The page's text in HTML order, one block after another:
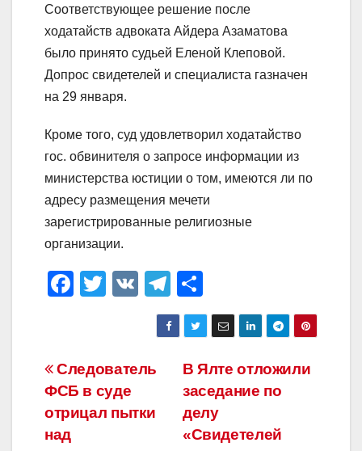
Соответствующее решение после
ходатайств адвоката Айдера Азаматова
было принято судьей Еленой Клеповой.
Допрос свидетелей и специалиста газначен
на 29 января.
Кроме того, суд удовлетворил ходатайство
гос. обвинителя о запросе информации из
министерства юстиции о том, имеются ли по
адресу размещения мечети
зарегистрированные религиозные
организации.
F
e
b
o
T
er
V
T
el
e
gr
a
m
тп
р
а
в
и
ть
Навигация
по
записям
В Ялте отложили
заседание по
делу
«Свидетелей
Следователь
ФСБ в суде
отрицал пытки
над